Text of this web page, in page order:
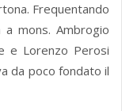
Frequentando
mons. Ambrogio
e Lorenzo Perosi
da poco fondato il